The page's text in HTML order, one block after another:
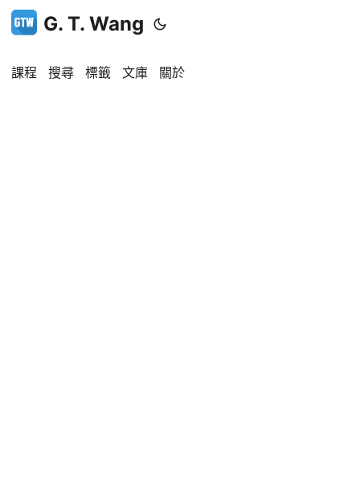
G. T. Wang
課程 搜尋 標籤 文庫 關於